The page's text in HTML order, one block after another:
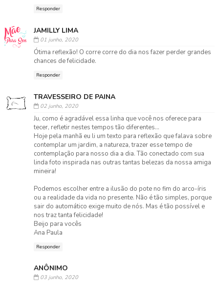
Responder
JAMILLY LIMA
01 junho, 2020
Ótima reflexão! O corre corre do dia nos fazer perder grandes
chances de felicidade.
Responder
TRAVESSEIRO DE PAINA
02 junho, 2020
Ju, como é agradável essa linha que você nos oferece para
tecer, refletir nestes tempos tão diferentes...
Hoje pela manhã eu li um texto para reflexão que falava sobre
contemplar um jardim, a natureza, trazer esse tempo de
contemplação para nosso dia a dia. Tão conectado com sua
linda foto inspirada nas outras tantas belezas da nossa amiga
mineira!
Podemos escolher entre a ilusão do pote no fim do arco-íris
ou a realidade da vida no presente. Não é tão simples, porque
sair do automático exige muito de nós. Mas é tão possível e
nos traz tanta felicidade!
Beijo para vocês
Ana Paula
Responder
ANÔNIMO
03 junho, 2020